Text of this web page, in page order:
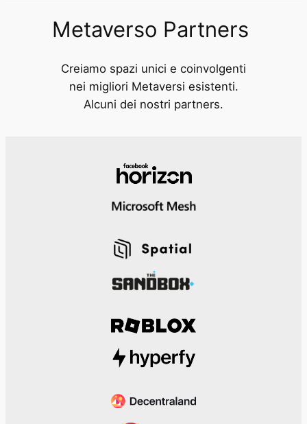
Metaverso Partners
Creiamo spazi unici e coinvolgenti
nei migliori Metaversi esistenti.
Alcuni dei nostri partners.